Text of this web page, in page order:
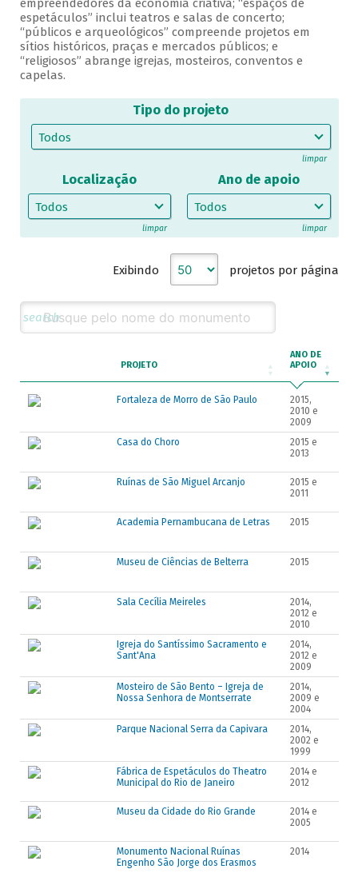
empreendedores da economia criativa; “espaços de
espetáculos” inclui teatros e salas de concerto;
“públicos e arqueológicos” compreende projetos em
sítios históricos, praças e mercados públicos; e
“religiosos” abrange igrejas, mosteiros, conventos e
capelas.
Tipo do projeto
Todos
Conhecimento e memória
Economia da cultura
Espaços de espetáculos
Religiosos
limpar
Localização
Todos
MA
MG
PE
SP
limpar
Ano de apoio
Todos
1999
2001
2002
2004
2005
2009
2010
2012
2014
limpar
Exibindo projetos por página
search
PROJETO
ANO DE
APOIO
Fortaleza de Morro de São Paulo
2015,
2010 e
2009
Casa do Choro
2015 e
2013
Ruínas de São Miguel Arcanjo
2015 e
2011
Academia Pernambucana de Letras 2015
Museu de Ciências de Belterra 2015
Sala Cecília Meireles
2014,
2012 e
2010
Igreja do Santíssimo Sacramento e
Sant'Ana
2014,
2012 e
2009
Mosteiro de São Bento – Igreja de
Nossa Senhora de Montserrate
2014,
2009 e
2004
Parque Nacional Serra da Capivara
2014,
2002 e
1999
Fábrica de Espetáculos do Theatro
Municipal do Rio de Janeiro
2014 e
2012
Museu da Cidade do Rio Grande
2014 e
2005
Monumento Nacional Ruínas
Engenho São Jorge dos Erasmos
2014